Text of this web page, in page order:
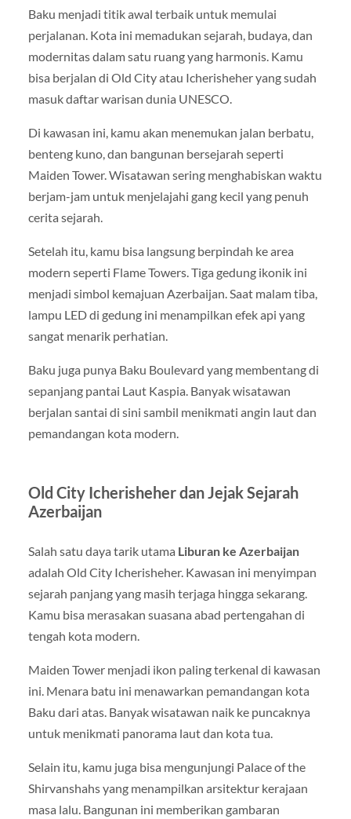
Baku menjadi titik awal terbaik untuk memulai
perjalanan. Kota ini memadukan sejarah, budaya, dan
modernitas dalam satu ruang yang harmonis. Kamu
bisa berjalan di Old City atau Icherisheher yang sudah
masuk daftar warisan dunia UNESCO.
Di kawasan ini, kamu akan menemukan jalan berbatu,
benteng kuno, dan bangunan bersejarah seperti
Maiden Tower. Wisatawan sering menghabiskan waktu
berjam-jam untuk menjelajahi gang kecil yang penuh
cerita sejarah.
Setelah itu, kamu bisa langsung berpindah ke area
modern seperti Flame Towers. Tiga gedung ikonik ini
menjadi simbol kemajuan Azerbaijan. Saat malam tiba,
lampu LED di gedung ini menampilkan efek api yang
sangat menarik perhatian.
Baku juga punya Baku Boulevard yang membentang di
sepanjang pantai Laut Kaspia. Banyak wisatawan
berjalan santai di sini sambil menikmati angin laut dan
pemandangan kota modern.
Old City Icherisheher dan Jejak Sejarah
Azerbaijan
Salah satu daya tarik utama Liburan ke Azerbaijan
adalah Old City Icherisheher. Kawasan ini menyimpan
sejarah panjang yang masih terjaga hingga sekarang.
Kamu bisa merasakan suasana abad pertengahan di
tengah kota modern.
Maiden Tower menjadi ikon paling terkenal di kawasan
ini. Menara batu ini menawarkan pemandangan kota
Baku dari atas. Banyak wisatawan naik ke puncaknya
untuk menikmati panorama laut dan kota tua.
Selain itu, kamu juga bisa mengunjungi Palace of the
Shirvanshahs yang menampilkan arsitektur kerajaan
masa lalu. Bangunan ini memberikan gambaran